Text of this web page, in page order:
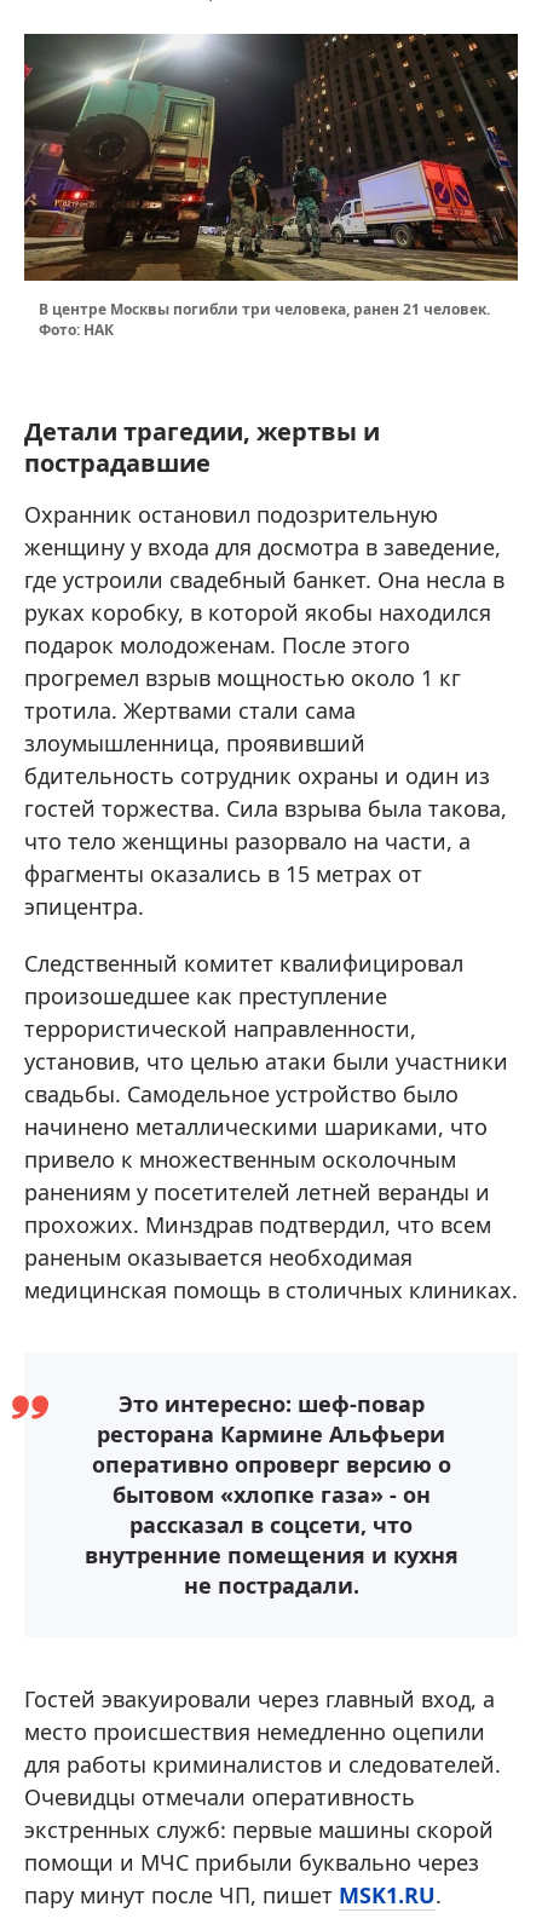
В центре Москвы погибли три человека, ранен 21 человек.
Фото: НАК
Детали трагедии, жертвы и
пострадавшие
Охранник остановил подозрительную
женщину у входа для досмотра в заведение,
где устроили свадебный банкет. Она несла в
руках коробку, в которой якобы находился
подарок молодоженам. После этого
прогремел взрыв мощностью около 1 кг
тротила. Жертвами стали сама
злоумышленница, проявивший
бдительность сотрудник охраны и один из
гостей торжества. Сила взрыва была такова,
что тело женщины разорвало на части, а
фрагменты оказались в 15 метрах от
эпицентра.
Следственный комитет квалифицировал
произошедшее как преступление
террористической направленности,
установив, что целью атаки были участники
свадьбы. Самодельное устройство было
начинено металлическими шариками, что
привело к множественным осколочным
ранениям у посетителей летней веранды и
прохожих. Минздрав подтвердил, что всем
раненым оказывается необходимая
медицинская помощь в столичных клиниках.
Это интересно: шеф-повар
ресторана Кармине Альфьери
оперативно опроверг версию о
бытовом «хлопке газа» - он
рассказал в соцсети, что
внутренние помещения и кухня
не пострадали.
Гостей эвакуировали через главный вход, а
место происшествия немедленно оцепили
для работы криминалистов и следователей.
Очевидцы отмечали оперативность
экстренных служб: первые машины скорой
помощи и МЧС прибыли буквально через
пару минут после ЧП, пишет MSK1.RU.